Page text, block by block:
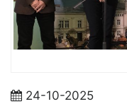
24-10-2025